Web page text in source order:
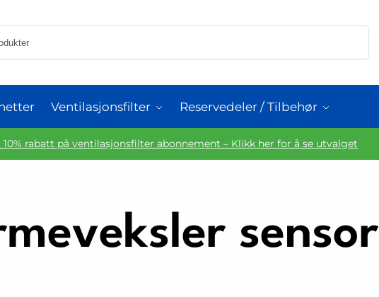
Ventilasjonsfilter Reservedeler / Tilbehør
10% rabatt på ventilasjonsfilter abonnement – Klikk her for å se utvalget
sensor